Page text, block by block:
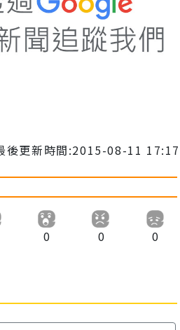
後更新時間:2015-08-11 17:17
0 0 0